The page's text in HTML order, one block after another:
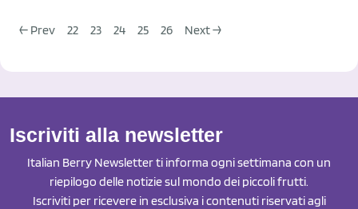
← Prev 22 23 24 25 26 Next →
Iscriviti alla newsletter
Italian Berry Newsletter ti informa ogni settimana con un
riepilogo delle notizie sul mondo dei piccoli frutti.
Iscriviti per ricevere in esclusiva i contenuti riservati agli